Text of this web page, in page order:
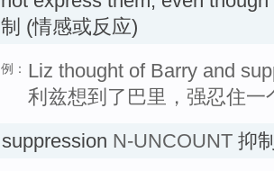
制 (情感或反应)
例： Liz thought of Barry and
利兹想到了巴里，强忍住一
suppression N-UNCOUNT 抑